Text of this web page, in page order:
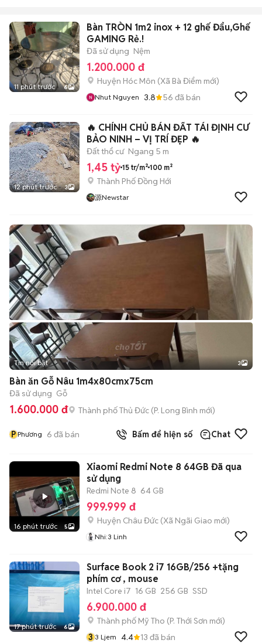
11 phút trước 6
Bàn TRÒN 1m2 inox + 12 ghế Đẩu,Ghế
GAMING Rẻ.!
Đã sử dụng Nệm
1.200.000 đ
Huyện Hóc Môn (Xã Bà Điểm mới)
Nhut Nguyen 3.8 56 đã bán
12 phút trước 3
🔥 CHÍNH CHỦ BÁN ĐẤT TÁI ĐỊNH CƯ
BẢO NINH – VỊ TRÍ ĐẸP 🔥
Đất thổ cư Ngang 5 m
1,45 tỷ 15 tr/m² 100 m²
Thành Phố Đồng Hới
源Newstar
Tin nổi bật 3
Bàn ăn Gỗ Nâu 1m4x80cmx75cm
Đã sử dụng Gỗ
1.600.000 đ Thành phố Thủ Đức (P. Long Bình mới)
P Phương 6 đã bán Bấm để hiện số Chat
16 phút trước 5
Xiaomi Redmi Note 8 64GB Đã qua
sử dụng
Redmi Note 8 64 GB
999.999 đ
Huyện Châu Đức (Xã Ngãi Giao mới)
Nhi:3 Linh
17 phút trước 6
Surface Book 2 i7 16GB/256 +tặng
phím cơ , mouse
Intel Core i7 16 GB 256 GB SSD
6.900.000 đ
Thành phố Mỹ Tho (P. Thới Sơn mới)
3 3 Ljem 4.4 13 đã bán